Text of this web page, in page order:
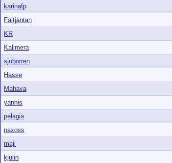
karinafp
Fältjäntan
KR
Kalimera
sjöborren
Hasse
Mahava
yannis
pelagia
naxoss
maji
kjulin